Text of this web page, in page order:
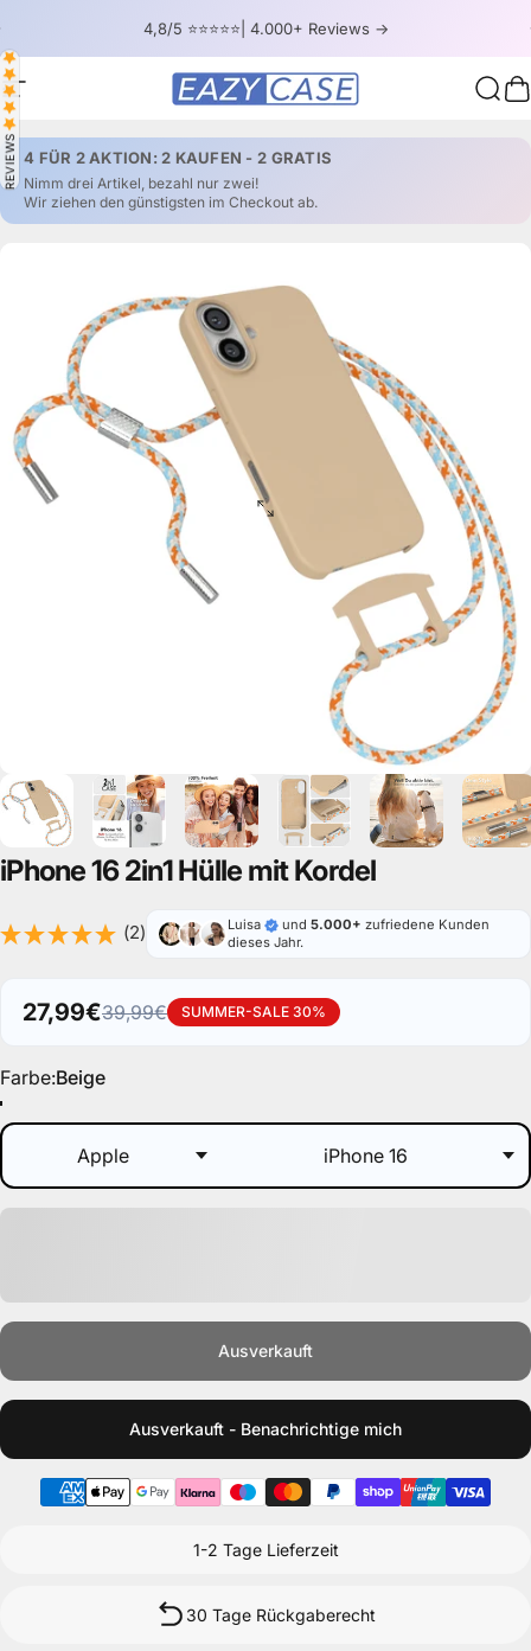
4,8/5 ⭐⭐⭐⭐⭐| 4.000+ Reviews ->
Seitennavigation EAZY CASE
REVIEWS 4 FÜR 2 AKTION: 2 KAUFEN - 2 GRATIS
Nimm drei Artikel, bezahl nur zwei!
Wir ziehen den günstigsten im Checkout ab.
iPhone162in1Hülle mitKordel
(2) Luisa und 5.000+ zufriedene Kunden
dieses Jahr.
Verkaufspreis
27,99€
Normaler Preis
39,99€ SUMMER-SALE 30%
Farbe
Farbe:Beige
Ausverkauft
Ausverkauft - Benachrichtige mich
1-2 Tage Lieferzeit
30 Tage Rückgaberecht